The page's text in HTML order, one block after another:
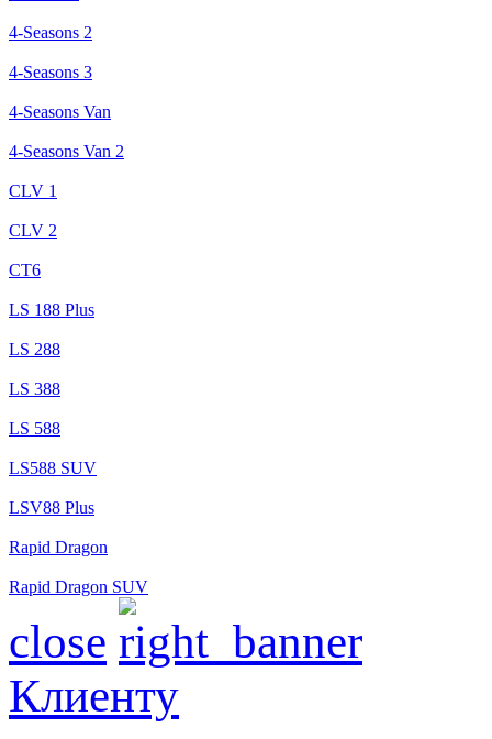
4-Seasons 2
4-Seasons 3
4-Seasons Van
4-Seasons Van 2
CLV 1
CLV 2
CT6
LS 188 Plus
LS 288
LS 388
LS 588
LS588 SUV
LSV88 Plus
Rapid Dragon
Rapid Dragon SUV
close
Клиенту